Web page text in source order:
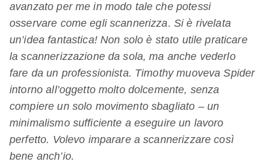
avanzato per me in modo tale che potessi
osservare come egli scannerizza. Si è rivelata
un’idea fantastica! Non solo è stato utile praticare
la scannerizzazione da sola, ma anche vederlo
fare da un professionista. Timothy muoveva Spider
intorno all’oggetto molto dolcemente, senza
compiere un solo movimento sbagliato – un
minimalismo sufficiente a eseguire un lavoro
perfetto. Volevo imparare a scannerizzare così
bene anch’io.